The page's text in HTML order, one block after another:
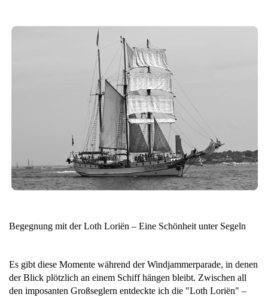
Begegnung mit der Loth Loriën – Eine Schönheit unter Segeln
Es gibt diese Momente während der Windjammerparade, in denen
der Blick plötzlich an einem Schiff hängen bleibt. Zwischen all
den imposanten Großseglern entdeckte ich die "Loth Loriën" –